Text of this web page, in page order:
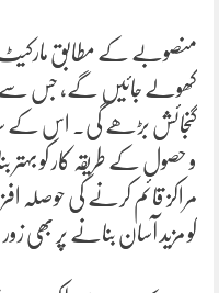
منصوبے کے مطابق
کھولے جائیں گے، جس سے
گنجائش بڑھے گی۔ اس کے
و حصول کے طریقہ کار کو
مراکز قائم کرنے کی حوصلہ
کو مزید آسان بنانے پر بھی زور